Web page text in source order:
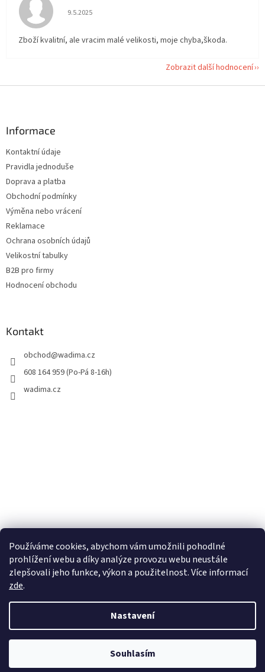
Používáme cookies, abychom vám umožnili pohodlné
prohlížení webu a díky analýze provozu webu neustále
zlepšovali jeho funkce, výkon a použitelnost. Více informací
zde.
Nastavení
Souhlasím
Hodnocení obchodu je 5 z 5 hvězdiček.
9.5.2025
Zboží kvalitní, ale vracim malé velikosti, moje chyba,škoda.
Zobrazit další hodnocení
Informace
Kontaktní údaje
Pravidla jednoduše
Doprava a platba
Obchodní podmínky
Výměna nebo vrácení
Reklamace
Ochrana osobních údajů
Velikostní tabulky
B2B pro firmy
Hodnocení obchodu
Kontakt
obchod@wadima.cz
608 164 959 (Po-Pá 8-16h)
wadima.cz
Copyright 2026wadima.cz - kvalitní oblečení a prádlo pro
. Všechna práva vyhrazena.